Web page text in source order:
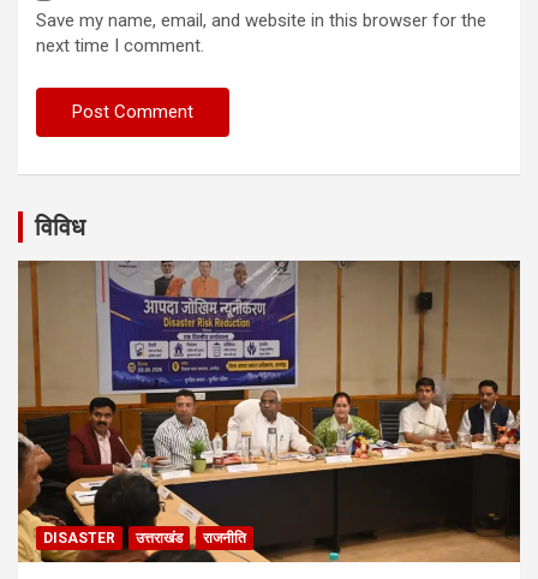
Save my name, email, and website in this browser for the
next time I comment.
विविध
DISASTER उत्तराखंड राजनीति